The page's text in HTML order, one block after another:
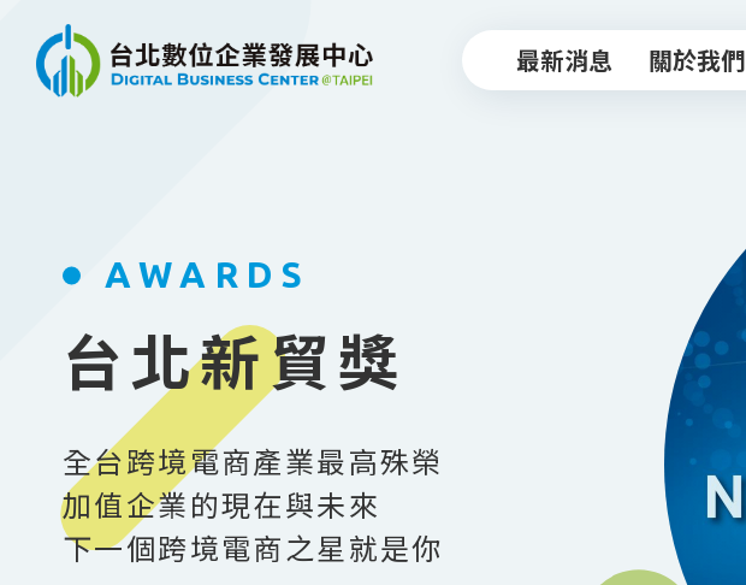
跳到主要內容
最新消息
關於我們
AWARDS
台北新貿獎
全台跨境電商產業最高殊榮
加值企業的現在與未來
下一個跨境電商之星就是你